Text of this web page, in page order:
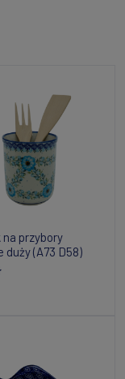
na przybory
duży (A73 D58)